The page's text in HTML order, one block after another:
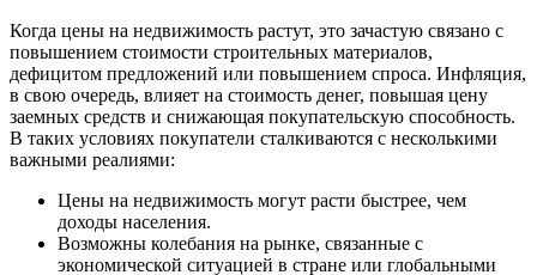
Когда цены на недвижимость растут, это зачастую связано с
повышением стоимости строительных материалов,
дефицитом предложений или повышением спроса. Инфляция,
в свою очередь, влияет на стоимость денег, повышая цену
заемных средств и снижающая покупательскую способность.
В таких условиях покупатели сталкиваются с несколькими
важными реалиями:
Цены на недвижимость могут расти быстрее, чем
доходы населения.
Возможны колебания на рынке, связанные с
экономической ситуацией в стране или глобальными